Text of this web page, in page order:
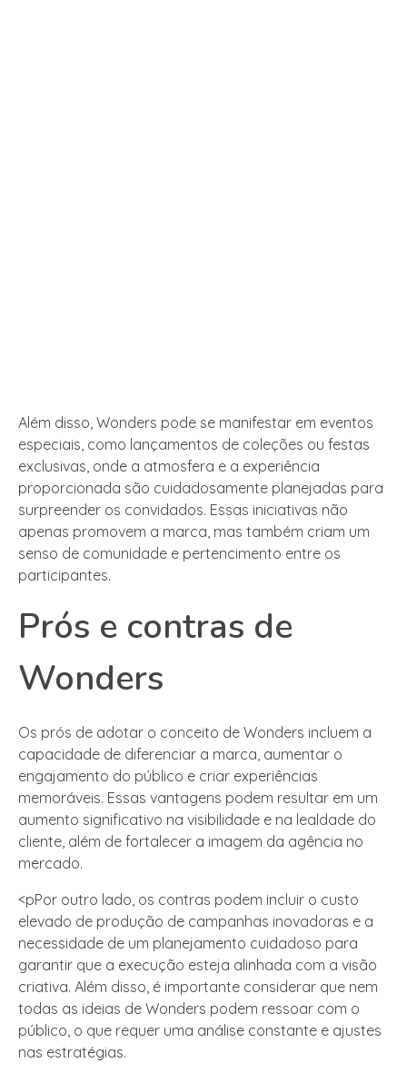
Além disso, Wonders pode se manifestar em eventos
especiais, como lançamentos de coleções ou festas
exclusivas, onde a atmosfera e a experiência
proporcionada são cuidadosamente planejadas para
surpreender os convidados. Essas iniciativas não
apenas promovem a marca, mas também criam um
senso de comunidade e pertencimento entre os
participantes.
Prós e contras de
Wonders
Os prós de adotar o conceito de Wonders incluem a
capacidade de diferenciar a marca, aumentar o
engajamento do público e criar experiências
memoráveis. Essas vantagens podem resultar em um
aumento significativo na visibilidade e na lealdade do
cliente, além de fortalecer a imagem da agência no
mercado.
<pPor outro lado, os contras podem incluir o custo
elevado de produção de campanhas inovadoras e a
necessidade de um planejamento cuidadoso para
garantir que a execução esteja alinhada com a visão
criativa. Além disso, é importante considerar que nem
todas as ideias de Wonders podem ressoar com o
público, o que requer uma análise constante e ajustes
nas estratégias.